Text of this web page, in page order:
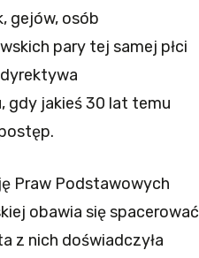
gejów, osób
pary tej samej płci
gdy jakieś 30 lat temu
Praw Podstawowych
obawia się spacerować
z nich doświadczyła